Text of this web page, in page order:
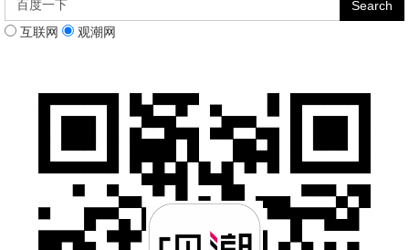
互联网 观潮网